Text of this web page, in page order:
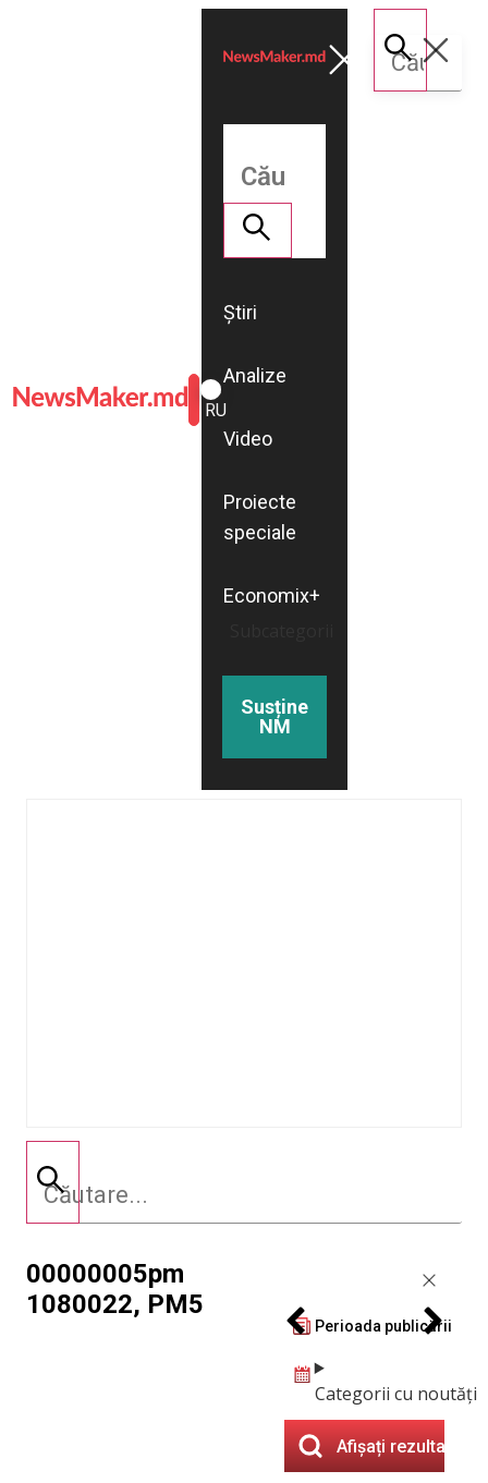
ROMÂNĂ
RU
Știri
Analize
Video
Proiecte
speciale
Economix+
Susține
NM
00000005pm
1080022, PM5
Perioada publicării
Categorii cu noutăți
Afișați rezultatele